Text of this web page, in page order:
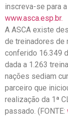
inscreva-se para
www.asca.esp.br.
A ASCA existe
de treinadores de
conferido 16.349
dada a 1.263
nações sediam
parceiro que
realização da 1ª
passado. (FONTE: